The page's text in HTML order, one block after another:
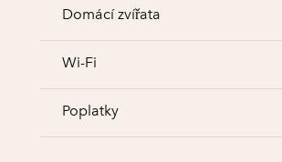
Domácí zvířata
Wi-Fi
Poplatky